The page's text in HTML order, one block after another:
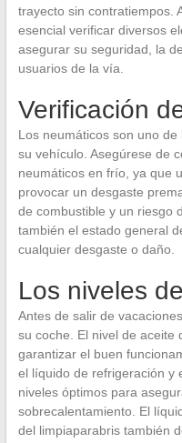
trayecto sin contratiempos.
esencial verificar diversos
asegurar su seguridad, la
usuarios de la vía.
Verificación
Los neumáticos son uno
su vehículo. Asegúrese de
neumáticos en frío, ya que
provocar un desgaste
de combustible y un riesgo
también el estado general
cualquier desgaste o daño.
Los niveles
Antes de salir de
su coche. El nivel de aceite
garantizar el buen
el líquido de refrigeración y
niveles óptimos para
sobrecalentamiento. El
del limpiaparabris también